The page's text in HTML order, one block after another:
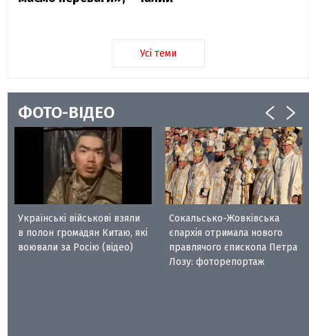
Усі теми
ФОТО-ВІДЕО
Українські військові взяли
в полон громадян Китаю, які
воювали за Росію (відео)
Сокальсько-Жовківська
єпархія отримала нового
правлячого єпископа Петра
Лозу: фоторепортаж